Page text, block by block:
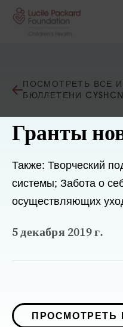
Перейти к содержанию
ПОСМОТРЕТЬ ВСЕ
БЮЛЛЕТЕНИ CYSHCN
Гранты
Также: Творческий
системы; Забота о
осуществляющих
5 декабря 2019 г.
ПРОСМОТРЕТЬ